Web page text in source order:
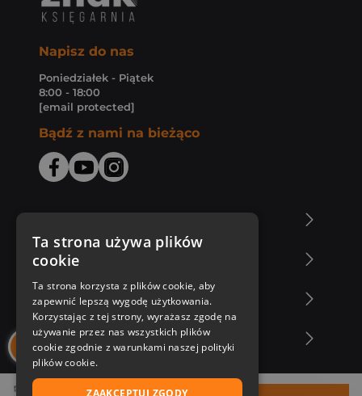
Napisz do nas
Poniedziałek - Piątek
8:00 - 18:00
[email protected]
Bądź z nami na bieżąco
Zakupy u nas
Nasza oferta
Nasi autorzy
Ta strona używa plików
cookie
Ta strona korzysta z plików cookie, aby
zapewnić lepszą wygodę użytkowania.
Korzystając z tej strony, wyrażasz zgodę na
używanie przez nas wszystkich plików
cookie zgodnie z warunkami naszej polityki
plików cookie.
ZAAKCEPTUJ ZGODY